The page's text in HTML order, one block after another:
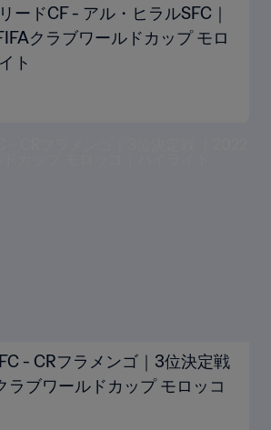
ードCF - アル・ヒラルSFC｜
クラブワールドカップ モロ
ト
- CRフラメンゴ｜3位決定戦
ラブワールドカップ モロッコ